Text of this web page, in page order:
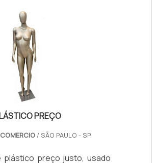
PRODUTO DE ALTA
é uma empresa renomada
e atua desde 1992. A
de móveis de aço e
a unidade fabril, e é
estantes de aço, mini
porta paletes convencional,
produtos..
em diferentes tamanhos, é
cremalheira onde comprar,
esteja exatamente de
expectativas.
PREÇO
/ SÃO PAULO - SP
plástico preço justo, usado